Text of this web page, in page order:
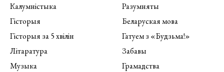
Калумністыка
Гісторыя
Гісторыя за 5 хвілін
Літаратура
Музыка
Разумняты
Беларуская мова
Гатуем з «Будзьма!»
Забавы
Грамадства